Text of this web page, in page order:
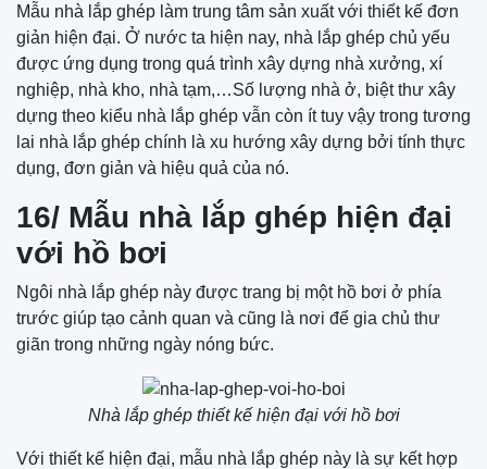
Mẫu nhà lắp ghép làm trung tâm sản xuất với thiết kế đơn
giản hiện đại. Ở nước ta hiện nay, nhà lắp ghép chủ yếu
được ứng dụng trong quá trình xây dựng nhà xưởng, xí
nghiệp, nhà kho, nhà tạm,…Số lượng nhà ở, biệt thư xây
dựng theo kiểu nhà lắp ghép vẫn còn ít tuy vậy trong tương
lai nhà lắp ghép chính là xu hướng xây dựng bởi tính thực
dụng, đơn giản và hiệu quả của nó.
16/ Mẫu nhà lắp ghép hiện đại
với hồ bơi
Ngôi nhà lắp ghép này được trang bị một hồ bơi ở phía
trước giúp tạo cảnh quan và cũng là nơi để gia chủ thư
giãn trong những ngày nóng bức.
Nhà lắp ghép thiết kế hiện đại với hồ bơi
Với thiết kế hiện đại, mẫu nhà lắp ghép này là sự kết hợp